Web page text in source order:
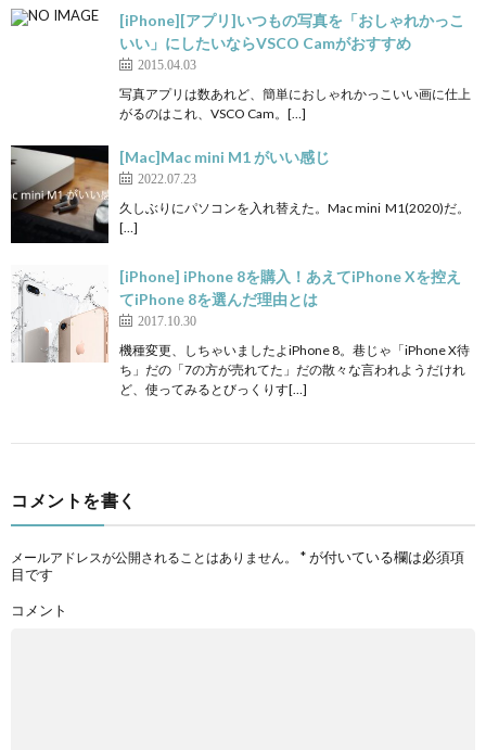
[iPhone][アプリ]いつもの写真を「おしゃれかっこ
いい」にしたいならVSCO Camがおすすめ
2015.04.03
写真アプリは数あれど、簡単におしゃれかっこいい画に仕上
がるのはこれ、VSCO Cam。[…]
[Mac]Mac mini M1 がいい感じ
2022.07.23
久しぶりにパソコンを入れ替えた。Mac mini M1(2020)だ。
[…]
[iPhone] iPhone 8を購入！あえてiPhone Xを控え
てiPhone 8を選んだ理由とは
2017.10.30
機種変更、しちゃいましたよiPhone 8。巷じゃ「iPhone X待
ち」だの「7の方が売れてた」だの散々な言われようだけれ
ど、使ってみるとびっくりす[…]
コメントを書く
メールアドレスが公開されることはありません。 *が付いている欄は必須項
目です
コメント